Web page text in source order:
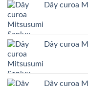
Dây curoa
Dây curoa
Dây curoa